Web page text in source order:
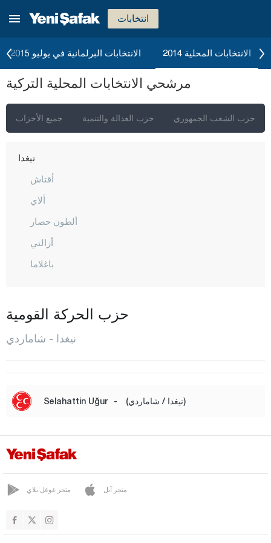
انتخابات
الانتخابات البرلمانية في يوليو 2015 الانتخابات المحلية 2014
مرشحي الانتخابات المحلية التركية
جميع الأحزاب حزب العدالة والتنمية حزب الشعب الجمهوري
مانيسا
ماردين
مرسين
موغلا
نيفشهير
نيغدا
أقتاش
ألاي
ألطون حصار
أزالتي
باغلاما
شيفتليك
شوكور كويو
ديوارلي
دوندارلي
حاج عبد الله
حزب الحركة القومية
نيغدا - شاماردي
Selahattin Uğur - (نيغدا / شاماردي)
متجر غوغل بلاي متجر آبل